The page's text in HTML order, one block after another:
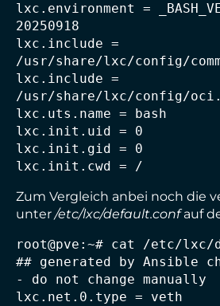
lxc.environment =
20250918
lxc.include =
/usr/share/lxc/config/
lxc.include =
/usr/share/lxc/config/
lxc.uts.name = bash
lxc.init.uid = 0
lxc.init.gid = 0
lxc.init.cwd = /
Zum Vergleich anbei noch die
unter/etc/lxc/default.confauf
root@pve:~# cat /etc/
## generated by Ansible
- do not change manually
lxc.net.0.type = veth